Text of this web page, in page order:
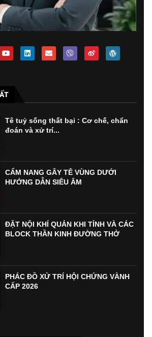
Tê tuỷ sống thất bại : Cơ chế, chẩn
đoán và xử trí...
CẨM NANG GÂY TÊ VÙNG DƯỚI
HƯỚNG DẪN SIÊU ÂM
ĐẶT NỘI KHÍ QUẢN KHI TỈNH VÀ CÁC
BLOCK THẦN KINH ĐƯỜNG THỞ
PHÁC ĐỒ XỬ TRÍ HỘI CHỨNG VÀNH
CẤP 2026